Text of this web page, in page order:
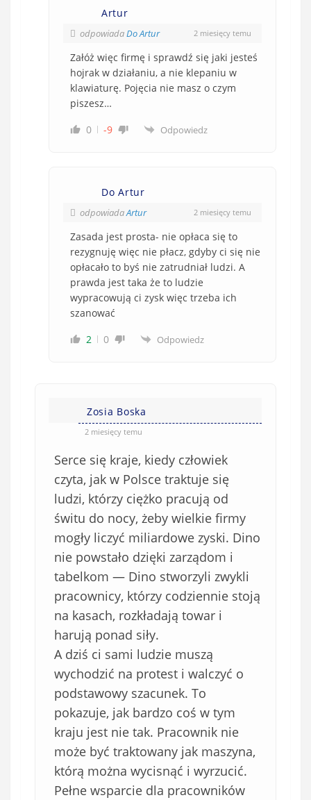
Artur
odpowiadaDo Artur 2 miesięcy temu
Załóż więc firmę i sprawdź się jaki jesteś
hojrak w działaniu, a nie klepaniu w
klawiaturę. Pojęcia nie masz o czym
piszesz…
0
-9 Odpowiedz
Do Artur
odpowiadaArtur 2 miesięcy temu
Zasada jest prosta- nie opłaca się to
rezygnuję więc nie płacz, gdyby ci się nie
opłacało to byś nie zatrudniał ludzi. A
prawda jest taka że to ludzie
wypracowują ci zysk więc trzeba ich
szanować
2
0 Odpowiedz
Zosia Boska
2 miesięcy temu
Serce się kraje, kiedy człowiek
czyta, jak w Polsce traktuje się
ludzi, którzy ciężko pracują od
świtu do nocy, żeby wielkie firmy
mogły liczyć miliardowe zyski. Dino
nie powstało dzięki zarządom i
tabelkom — Dino stworzyli zwykli
pracownicy, którzy codziennie stoją
na kasach, rozkładają towar i
harują ponad siły.
A dziś ci sami ludzie muszą
wychodzić na protest i walczyć o
podstawowy szacunek. To
pokazuje, jak bardzo coś w tym
kraju jest nie tak. Pracownik nie
może być traktowany jak maszyna,
którą można wycisnąć i wyrzucić.
Pełne wsparcie dla pracowników